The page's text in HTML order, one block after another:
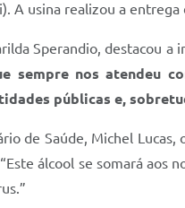
A usina realizou a
Sperandio, destacou a
sempre nos atendeu
públicas e,
de Saúde, Michel
álcool se somará aos